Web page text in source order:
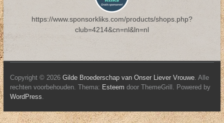
https://www.sponsorkliks.com/products/shops.php?
club=4214&cn=nl&ln=nl
Copyright © 2026 Gilde Broederschap van Onser Liever Vrouwe. Alle
rechten voorbehouden. Thema: Esteem door ThemeGrill. Powered by
WordPress.